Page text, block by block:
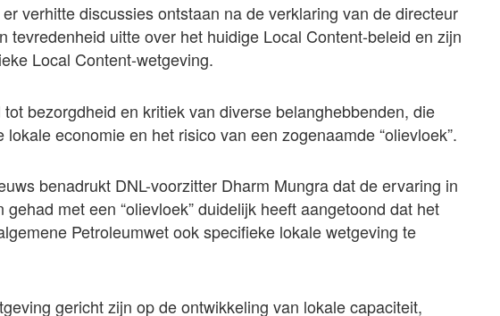
verhitte discussies ontstaan na de verklaring van de directeur
tevredenheid uitte over het huidige Local Content-beleid en zijn
Local Content-wetgeving.
bezorgdheid en kritiek van diverse belanghebbenden, die
economie en het risico van een zogenaamde “olievloek”.
benadrukt DNL-voorzitter Dharm Mungra dat de ervaring in
met een “olievloek” duidelijk heeft aangetoond dat het
Petroleumwet ook specifieke lokale wetgeving te
gericht zijn op de ontwikkeling van lokale capaciteit,